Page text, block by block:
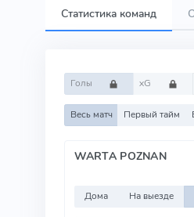
Статистика команд
Голы xG
Весь матч Первый тайм
WARTA POZNAN
Дома На выезде